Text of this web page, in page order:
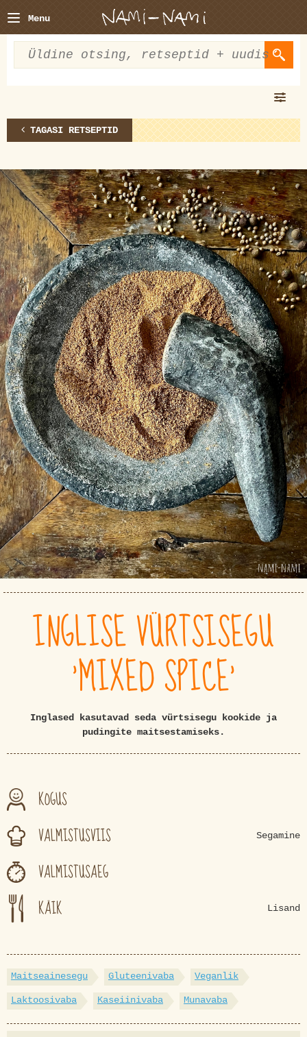
Menu
TAGASI RETSEPTID
INGLISE VÜRTSISEGU
'MIXED SPICE'
Inglased kasutavad seda vürtsisegu kookide ja
pudingite maitsestamiseks.
KOGUS
VALMISTUSVIIS
Segamine
VALMISTUSAEG
KÄIK
Lisand
Maitseainesegu Gluteenivaba Veganlik
Laktoosivaba Kaseiinivaba Munavaba